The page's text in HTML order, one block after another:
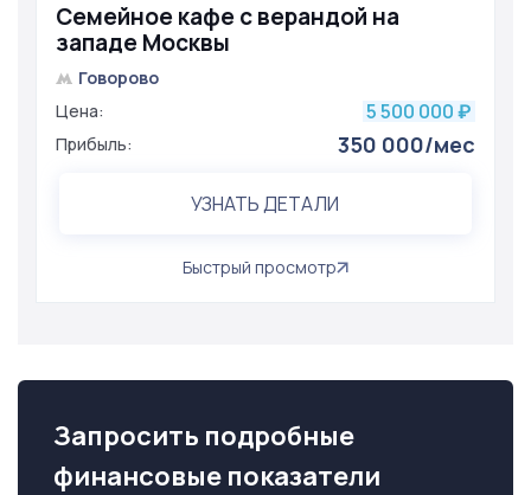
Семейное кафе с верандой на
западе Москвы
Говорово
Цена:
5 500 000 ₽
Прибыль: 350 000/мес
УЗНАТЬ ДЕТАЛИ
Быстрый просмотр
Запросить подробные
финансовые показатели